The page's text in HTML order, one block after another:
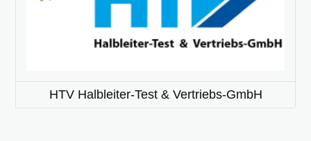
HTV Halbleiter-Test & Vertriebs-GmbH